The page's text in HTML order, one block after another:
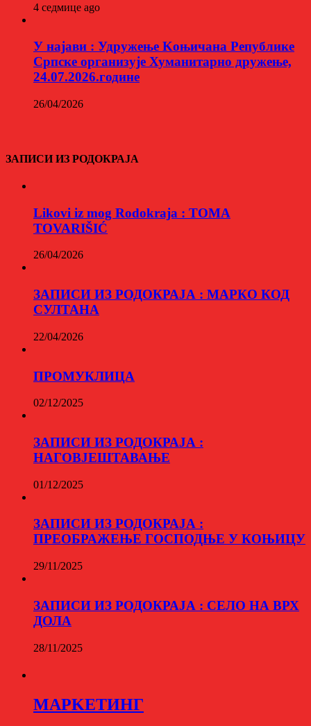
4 седмице ago
У најави : Удружење Kоњичана Републике
Српске организује Хуманитарно дружење,
24.07.2026.године
26/04/2026
ЗАПИСИ ИЗ РОДОКРАЈА
Likovi iz mog Rodokraja : TOMA
TOVARIŠIĆ
26/04/2026
ЗАПИСИ ИЗ РОДОКРАЈА : МАРКО КОД
СУЛТАНА
22/04/2026
ПРОМУКЛИЦА
02/12/2025
ЗАПИСИ ИЗ РОДОКРАЈА :
НАГОВЈЕШТАВАЊЕ
01/12/2025
ЗАПИСИ ИЗ РОДОКРАЈА :
ПРЕОБРАЖЕЊЕ ГОСПОДЊЕ У КОЊИЦУ
29/11/2025
ЗАПИСИ ИЗ РОДОКРАЈА : СЕЛО НА ВРХ
ДОЛА
28/11/2025
МАРKЕТИНГ